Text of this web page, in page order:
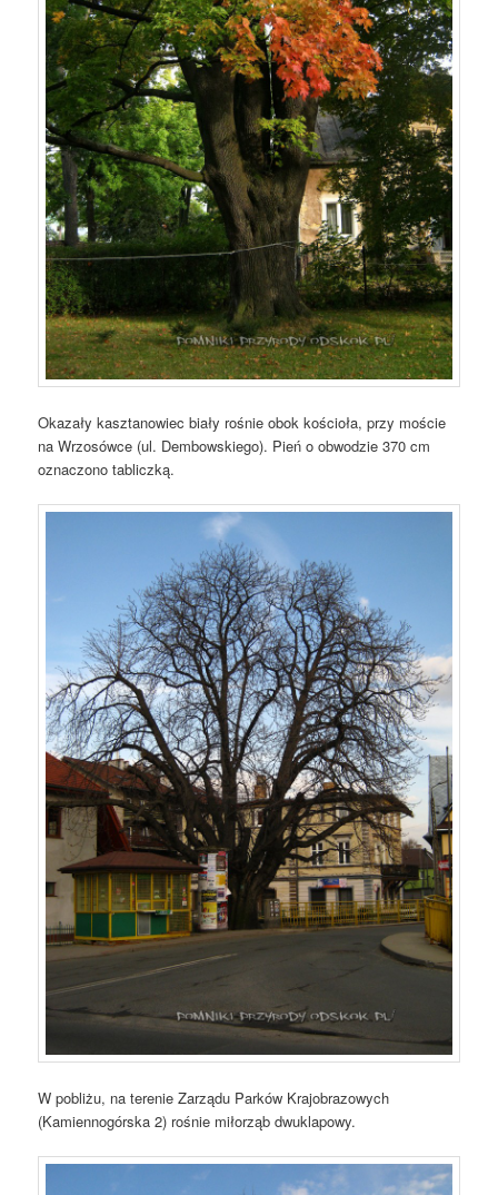
Okazały kasztanowiec biały rośnie obok kościoła, przy moście
na Wrzosówce (ul. Dembowskiego). Pień o obwodzie 370 cm
oznaczono tabliczką.
W pobliżu, na terenie Zarządu Parków Krajobrazowych
(Kamiennogórska 2) rośnie miłorząb dwuklapowy.